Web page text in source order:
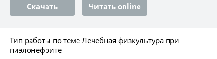
Скачать Читать online
Тип работы по теме Лечебная физкультура при
пиэлонефрите